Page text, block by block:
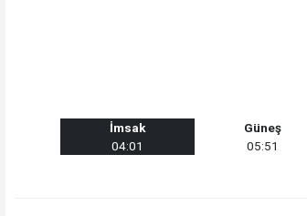
İmsak
04:01
Güneş
05:51